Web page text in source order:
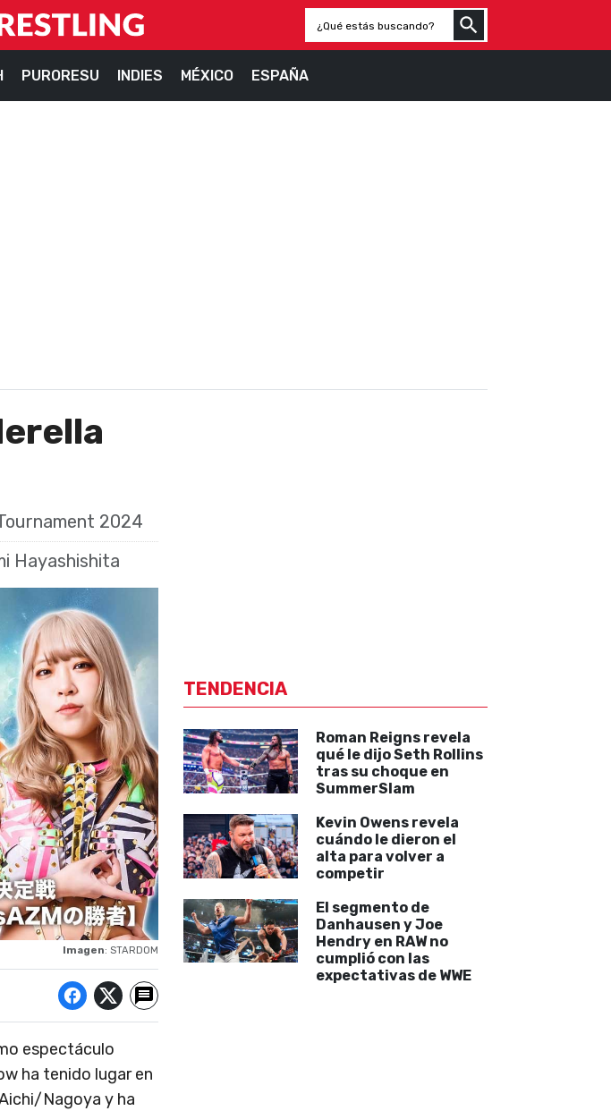
PURORESU INDIES MÉXICO ESPAÑA
2024
Hayashishita
Imagen: STARDOM
espectáculo
ha tenido lugar en
Nagoya y ha
TENDENCIA
Roman Reigns revela
qué le dijo Seth Rollins
tras su choque en
SummerSlam
Kevin Owens revela
cuándo le dieron el
alta para volver a
competir
El segmento de
Danhausen y Joe
Hendry en RAW no
cumplió con las
expectativas de WWE